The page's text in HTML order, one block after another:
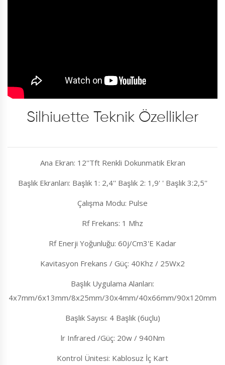
Silhiuette Teknik Özellikler
Ana Ekran: 12''Tft Renkli Dokunmatik Ekran
Başlık Ekranları: Başlık 1: 2,4'' Başlık 2: 1,9' ' Başlık 3:2,5''
Çalışma Modu: Pulse
Rf Frekans: 1 Mhz
Rf Enerji Yoğunluğu: 60j/Cm3'E Kadar
Kavitasyon Frekans / Güç: 40Khz / 25Wx2
Başlık Uygulama Alanları:
4x7mm/6x13mm/8x25mm/30x4mm/40x66mm/90x120mm
Başlık Sayısı: 4 Başlık (6uçlu)
lr Infrared /Güç: 20w / 940Nm
Kontrol Ünitesi: Kablosuz İç Kart